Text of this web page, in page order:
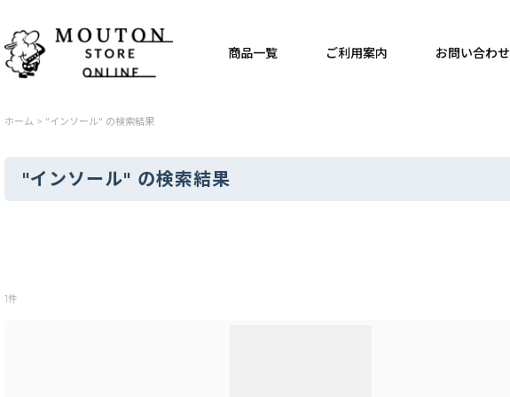
商品一覧 ご利用案内 お問い合わせ
ホーム > "インソール" の検索結果
"インソール" の検索結果
1件